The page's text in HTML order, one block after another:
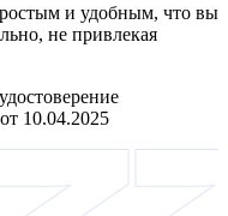
и удобным, что вы
не привлекая
10.04.2025